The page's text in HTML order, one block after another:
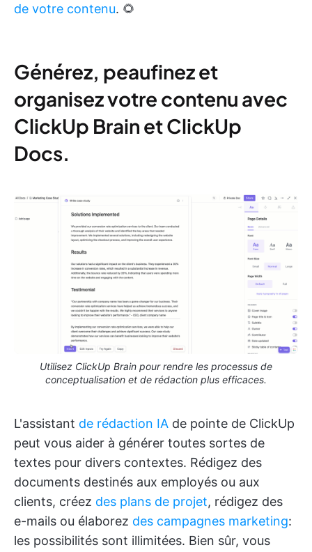
de votre contenu. 🌻
Générez, peaufinez et
organisez votre contenu avec
ClickUp Brain et ClickUp
Docs.
Utilisez ClickUp Brain pour rendre les processus de
conceptualisation et de rédaction plus efficaces.
L'assistant de rédaction IA de pointe de ClickUp
peut vous aider à générer toutes sortes de
textes pour divers contextes. Rédigez des
documents destinés aux employés ou aux
clients, créez des plans de projet, rédigez des
e-mails ou élaborez des campagnes marketing:
les possibilités sont illimitées. Bien sûr, vous